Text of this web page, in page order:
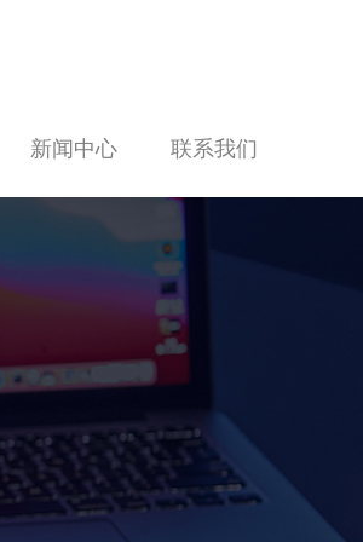
新闻中心 联系我们